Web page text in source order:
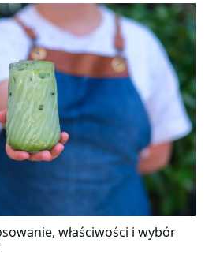
właściwości i wybór